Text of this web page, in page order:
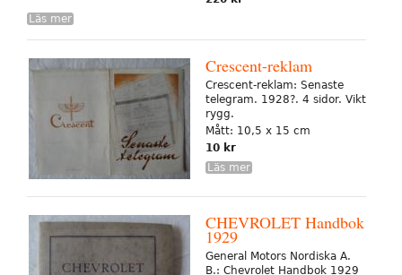
Läs mer
Crescent-reklam
Crescent-reklam: Senaste
telegram. 1928?. 4 sidor. Vikt
rygg.
Mått: 10,5 x 15 cm
10 kr
Läs mer
CHEVROLET Handbok
1929
General Motors Nordiska A.
B.: Chevrolet Handbok 1929